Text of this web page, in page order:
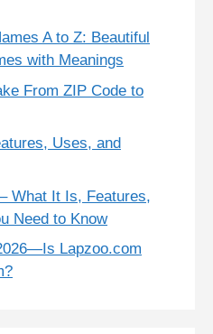
A to Z: Beautiful
with Meanings
From ZIP Code to
Uses, and
What It Is, Features,
Need to Know
Lapzoo.com